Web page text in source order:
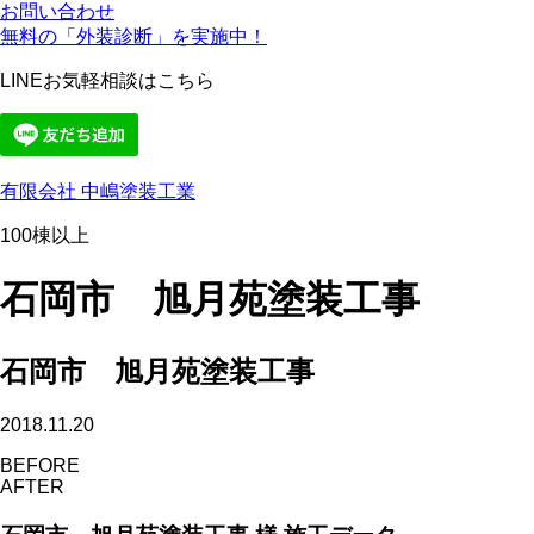
お問い合わせ
無料の「外装診断」を実施中！
LINEお気軽相談はこちら
有限会社 中嶋塗装工業
100棟以上
石岡市 旭月苑塗装工事
石岡市 旭月苑塗装工事
2018.11.20
BEFORE
AFTER